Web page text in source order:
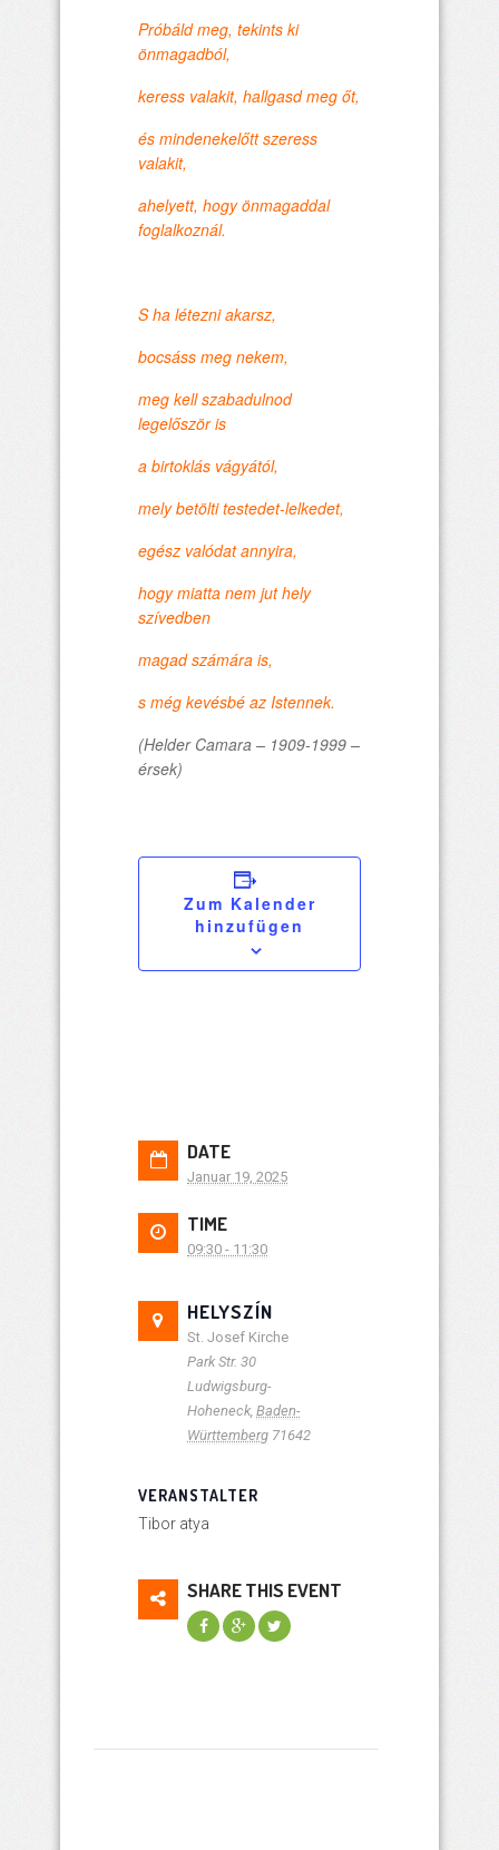
Próbáld meg, tekints ki
önmagadból,
keress valakit, hallgasd meg őt,
és mindenekelőtt szeress
valakit,
ahelyett, hogy önmagaddal
foglalkoznál.
S ha létezni akarsz,
bocsáss meg nekem,
meg kell szabadulnod
legelőször is
a birtoklás vágyától,
mely betölti testedet-lelkedet,
egész valódat annyira,
hogy miatta nem jut hely
szívedben
magad számára is,
s még kevésbé az Istennek.
(Helder Camara – 1909-1999 –
érsek)
Zum Kalender
hinzufügen
DATE
Januar 19, 2025
TIME
09:30 - 11:30
HELYSZÍN
St. Josef Kirche
Park Str. 30
Ludwigsburg-
Hoheneck, Baden-
Württemberg 71642
VERANSTALTER
Tibor atya
SHARE THIS EVENT